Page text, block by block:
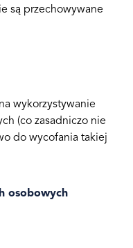
są przechowywane
wykorzystywanie
(co zasadniczo nie
do wycofania takiej
osobowych